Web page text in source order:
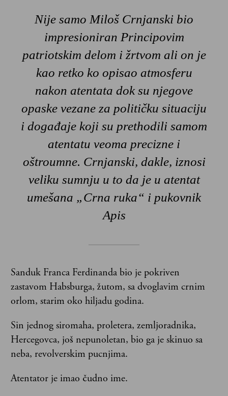
Nije samo Miloš Crnjanski bio
impresioniran Principovim
patriotskim delom i žrtvom ali on je
kao retko ko opisao atmosferu
nakon atentata dok su njegove
opaske vezane za političku situaciju
i događaje koji su prethodili samom
atentatu veoma precizne i
oštroumne. Crnjanski, dakle, iznosi
veliku sumnju u to da je u atentat
umešana „Crna ruka“ i pukovnik
Apis
Sanduk Franca Ferdinanda bio je pokriven
zastavom Habsburga, žutom, sa dvoglavim crnim
orlom, starim oko hiljadu godina.
Sin jednog siromaha, proletera, zemljoradnika,
Hercegovca, još nepunoletan, bio ga je skinuo sa
neba, revolverskim pucnjima.
Atentator je imao čudno ime.